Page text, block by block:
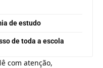
de estudo
de toda a escola
com atenção,